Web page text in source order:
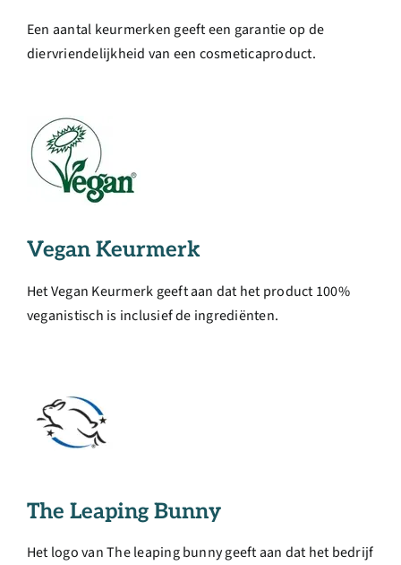
Een aantal keurmerken geeft een garantie op de
diervriendelijkheid van een cosmeticaproduct.
Vegan Keurmerk
Het Vegan Keurmerk geeft aan dat het product 100%
veganistisch is inclusief de ingrediënten.
The Leaping Bunny
Het logo van The leaping bunny geeft aan dat het bedrijf